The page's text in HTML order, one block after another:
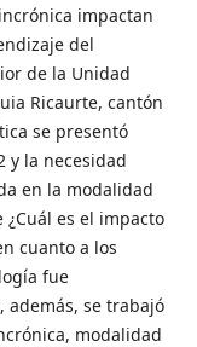
impactan
del
de la Unidad
Ricaurte, cantón
se presentó
y la necesidad
en la modalidad
es el impacto
cuanto a los
fue
además, se trabajó
modalidad